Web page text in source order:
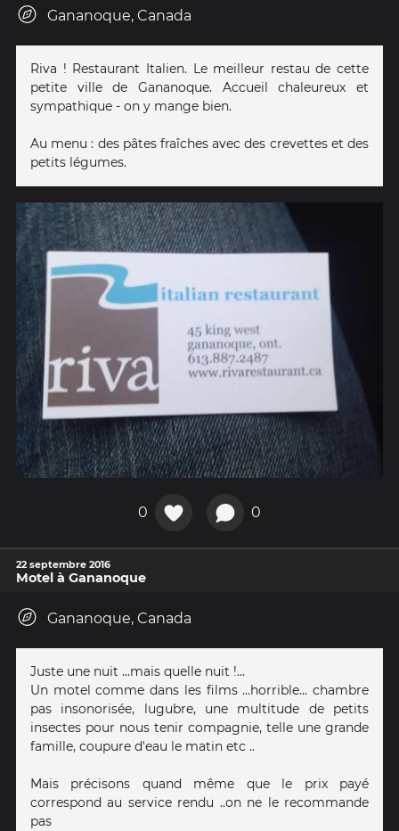
Gananoque, Canada
Riva ! Restaurant Italien. Le meilleur restau de cette
petite ville de Gananoque. Accueil chaleureux et
sympathique - on y mange bien.
Au menu : des pâtes fraîches avec des crevettes et des
petits légumes.
0 0
22 septembre 2016
Motel à Gananoque
Gananoque, Canada
Juste une nuit ...mais quelle nuit !...
Un motel comme dans les films ...horrible... chambre
pas insonorisée, lugubre, une multitude de petits
insectes pour nous tenir compagnie, telle une grande
famille, coupure d'eau le matin etc ..
Mais précisons quand même que le prix payé
correspond au service rendu ..on ne le recommande
pas